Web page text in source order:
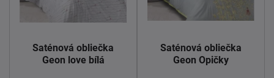
Saténová obliečka
Geon love bílá
Saténová obliečka
Geon Opičky